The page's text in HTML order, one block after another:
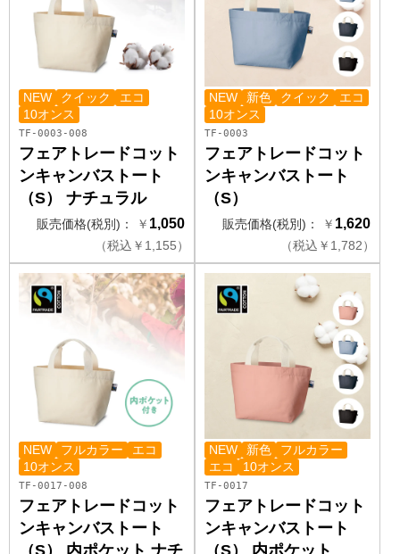
NEW クイック
エコ
10オンス
TF-0003-008
フェアトレードコット
ンキャンバストート
（S） ナチュラル
販売価格(税別)： ￥ 1,050
（税込 ￥ 1,155）
NEW 新色 クイック
エコ
10オンス
TF-0003
フェアトレードコット
ンキャンバストート
（S）
販売価格(税別)： ￥ 1,620
（税込 ￥ 1,782）
NEW フルカラー
エコ
10オンス
TF-0017-008
フェアトレードコット
ンキャンバストート
NEW 新色
フルカラー
エコ
10オンス
TF-0017
フェアトレードコット
ンキャンバストート